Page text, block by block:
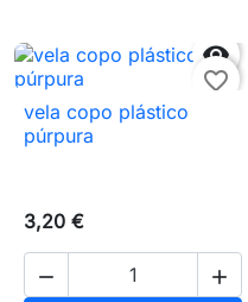

favorite_border
vela copo plástico
púrpura
3,20 €
 